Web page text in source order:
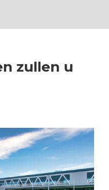
zullen u